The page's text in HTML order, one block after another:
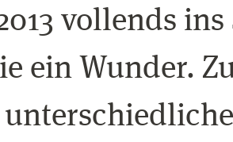
vollends
ein Wunder.